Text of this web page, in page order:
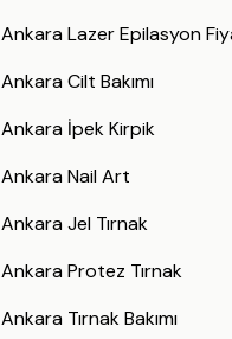
Ankara Lazer Epilasyon
Ankara Cilt Bakımı
Ankara İpek Kirpik
Ankara Nail Art
Ankara Jel Tırnak
Ankara Protez Tırnak
Ankara Tırnak Bakımı